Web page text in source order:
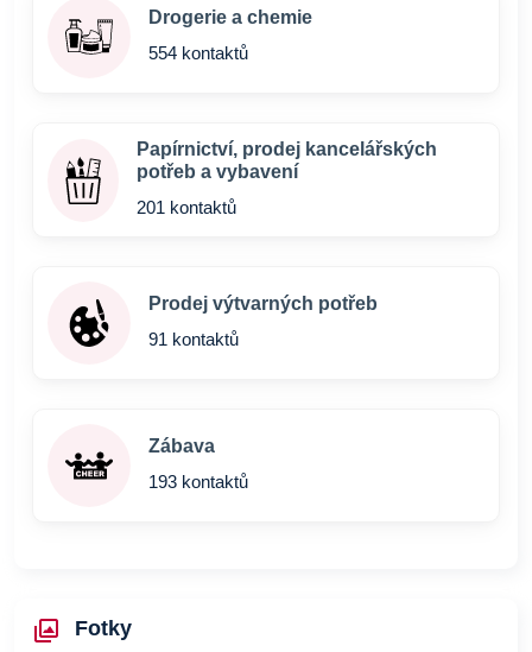
Drogerie a chemie
554 kontaktů
Papírnictví, prodej kancelářských
potřeb a vybavení
201 kontaktů
Prodej výtvarných potřeb
91 kontaktů
Zábava
193 kontaktů
Fotky